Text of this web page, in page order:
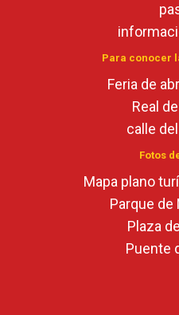
Para conocer
Feria de
Real
calle
Fotos
Mapa plano
Parque de
Plaza
Puente